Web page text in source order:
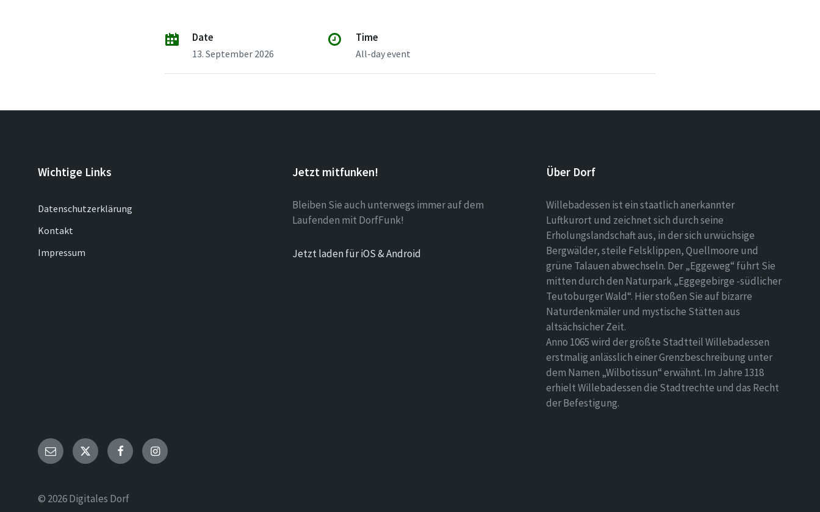
Date
13. September 2026
Time
All-day event
Wichtige Links
Datenschutzerklärung
Kontakt
Impressum
Jetzt mitfunken!
Bleiben Sie auch unterwegs immer auf dem
Laufenden mit DorfFunk!
Jetzt laden für iOS & Android
Über Dorf
Willebadessen ist ein staatlich anerkannter
Luftkurort und zeichnet sich durch seine
Erholungslandschaft aus, in der sich urwüchsige
Bergwälder, steile Felsklippen, Quellmoore und
grüne Talauen abwechseln. Der „Eggeweg“ führt Sie
mitten durch den Naturpark „Eggegebirge -südlicher
Teutoburger Wald“. Hier stoßen Sie auf bizarre
Naturdenkmäler und mystische Stätten aus
altsächsicher Zeit.
Anno 1065 wird der größte Stadtteil Willebadessen
erstmalig anlässlich einer Grenzbeschreibung unter
dem Namen „Wilbotissun“ erwähnt. Im Jahre 1318
erhielt Willebadessen die Stadtrechte und das Recht
der Befestigung.
Email TwitterFacebookInstagram
© 2026 Digitales Dorf